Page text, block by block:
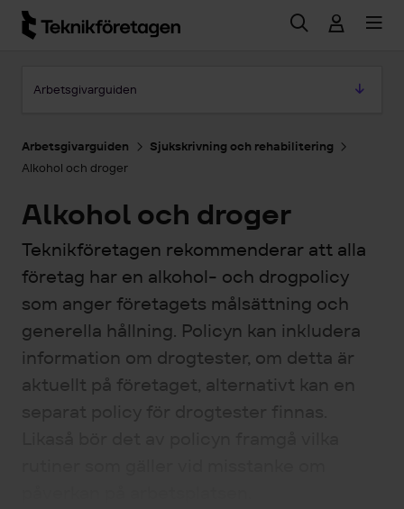
Hoppa till huvudinnehåll
Arbetsgivarguiden
Sjukskrivning och rehabilitering
Alkohol och droger
Alkohol och droger
Teknikföretagen rekommenderar att alla
företag har en alkohol- och drogpolicy
som anger företagets målsättning och
generella hållning. Policyn kan inkludera
information om drogtester, om detta är
aktuellt på företaget, alternativt kan en
Arbetsgivarguiden